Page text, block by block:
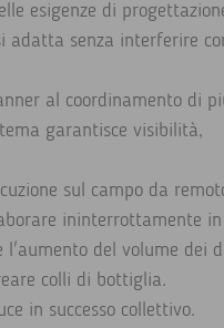
esigenze di
adatta senza interferire
al coordinamento di
garantisce visibilità,
sul campo da
ininterrottamente
l'aumento del volume dei
colli di bottiglia.
in successo collettivo.